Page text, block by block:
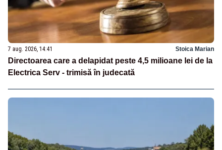
7 aug. 2026, 14:41 Stoica Marian
Directoarea care a delapidat peste 4,5 milioane lei de la
Electrica Serv - trimisă în judecată